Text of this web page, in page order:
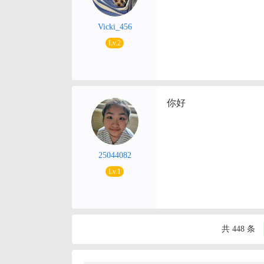
Vicki_456
Lv.2
25044082
Lv.1
你好
共 448 条